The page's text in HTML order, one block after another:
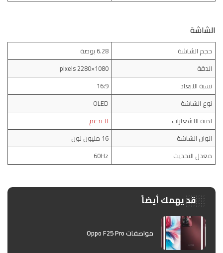
الشاشة
حجم الشاشة
6.28 بوصة
الدقة
1080×2280 pixels
نسبة الابعاد
16:9
نوع الشاشة
OLED
لمبة الاشعارات
لا يدعم
الوان الشاشة
16 مليون لون
معدل التحديث
60Hz
قد يهمك أيضاً
مواصفات Oppo F25 Pro